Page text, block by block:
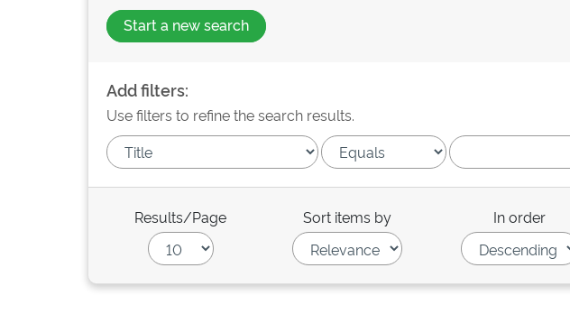
Start a new search
Add filters:
Use filters to refine the search results.
Results/Page Sort items by In order